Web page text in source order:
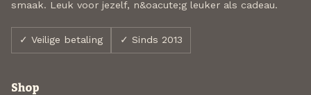
smaak. Leuk voor jezelf, n&oacute;g leuker als cadeau.
✓ Veilige betaling ✓ Sinds 2013
Shop